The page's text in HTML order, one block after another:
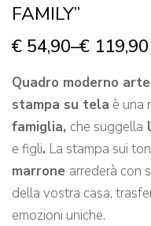
FAMILY”
€ 54,90–€ 119,90
Quadro moderno
stampa su tela è una
famiglia, che suggella
e figli. La stampa sui
marrone arrederà con
della vostra casa,
emozioni uniche.